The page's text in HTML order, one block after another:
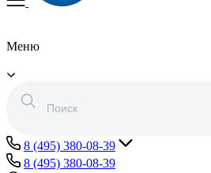
Меню
8 (495) 380-08-39
8 (495) 380-08-39